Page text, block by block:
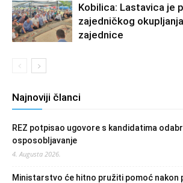
Kobilica: Lastavica je
zajedničkog
zajednice
Najnoviji članci
REZ potpisao ugovore s kandidatima
osposobljavanje
4. Augusta 2026.
Ministarstvo će hitno pružiti pomoć nakon